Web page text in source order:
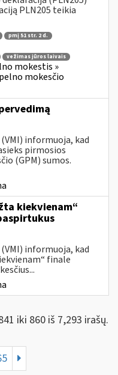
PLN205 teikia
pmį 51 str. 2 d.
vežimas jūros laivais
mokestis »
mokesčio
informuoja, kad
pirmosios
(GPM) sumos.
kiekvienam“
informuoja, kad
finale
iki 860 iš 7,293 irašų.